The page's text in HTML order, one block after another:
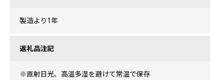
製造より1年
返礼品注記
※直射日光、高温多湿を避けて常温で保存